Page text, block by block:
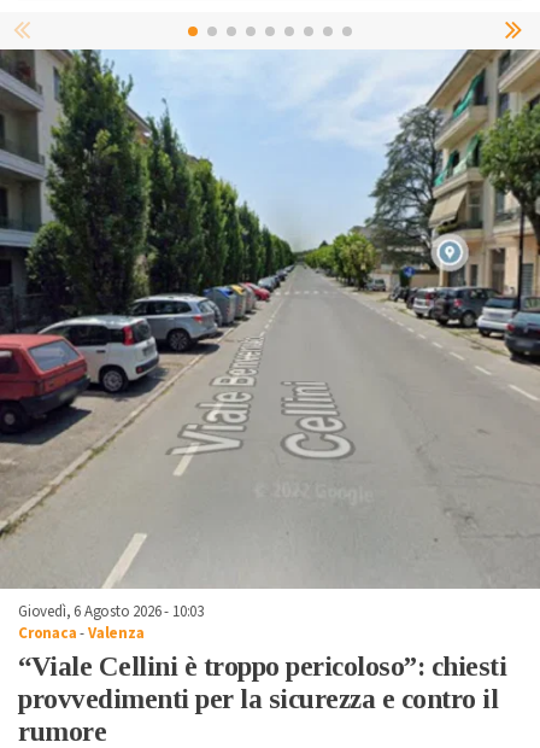
Giovedì, 6 Agosto 2026 - 10:03
Cronaca-Valenza
“Viale Cellini è troppo pericoloso”: chiesti
provvedimenti per la sicurezza e contro il
rumore